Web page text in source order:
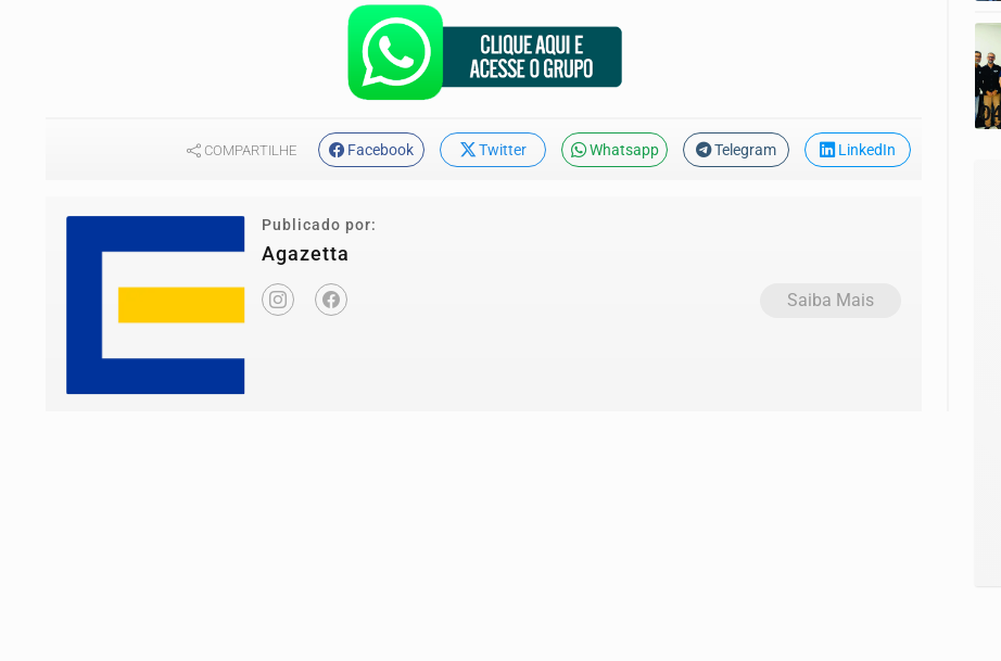
COMPARTILHE Facebook Twitter Whatsapp Telegram LinkedIn
Publicado por:
Agazetta
Saiba Mais
04